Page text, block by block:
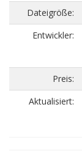
Dateigröße:
Entwickler:
Preis:
Aktualisiert: